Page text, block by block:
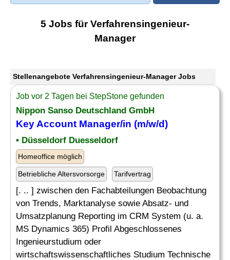
5 Jobs für Verfahrensingenieur-
Manager
Stellenangebote Verfahrensingenieur-Manager Jobs
Job vor 2 Tagen bei StepStone gefunden
Nippon Sanso Deutschland GmbH
Key Account Manager/in (m/w/d)
• Düsseldorf Duesseldorf
Homeoffice möglich
Betriebliche Altersvorsorge Tarifvertrag
[. .. ] zwischen den Fachabteilungen Beobachtung
von Trends, Marktanalyse sowie Absatz- und
Umsatzplanung Reporting im CRM System (u. a.
MS Dynamics 365) Profil Abgeschlossenes
Ingenieurstudium oder
wirtschaftswissenschaftliches Studium Technische